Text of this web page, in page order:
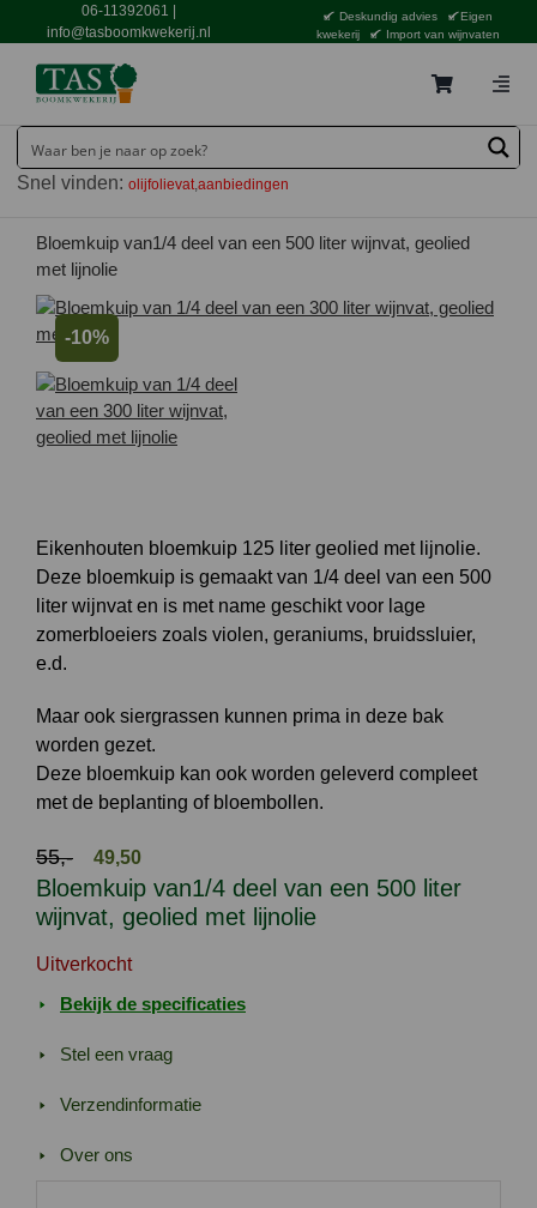
06-11392061
info@tasboomkwekerij.nl
Deskundig advies
Eigen
kwekerij
Import van wijnvaten
Contact en bestellen
Catalogus
Bezorgen
Tuincentrum Waddinxveen
Service
Snel vinden:olijfolievat aanbiedingen
Bloemkuip van1/4 deel van een 500 liter wijnvat, geolied
met lijnolie
-10%
Bloemkuip van1/4 deel van een 500 liter
wijnvat, geolied met lijnolie
Eikenhouten bloemkuip 125 liter geolied met lijnolie.
Deze bloemkuip is gemaakt van 1/4 deel van een 500
liter wijnvat en is met name geschikt voor lage
zomerbloeiers zoals violen, geraniums, bruidssluier,
e.d.
Maar ook siergrassen kunnen prima in deze bak
worden gezet.
Deze bloemkuip kan ook worden geleverd compleet
met de beplanting of bloembollen.
55,-
Oorspronkelijke
prijs
was:
49,50Huidige
prijs
is:
Uitverkocht
Bekijk de specificaties
Stel een vraag
Verzendinformatie
Over ons